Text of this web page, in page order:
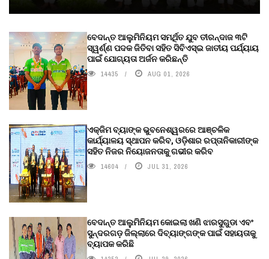
ବେଦାନ୍ତ ଆଲୁମିନିୟମ ସମର୍ଥିତ ଯୁବ ତୀରନ୍ଦାଜ ୩ଟି
ସ୍ୱର୍ଣ୍ଣ ପଦକ ଜିତିବା ସହିତ ସିବିଏସ୍ଇ ଜାତୀୟ ପର୍ଯ୍ୟାୟ
ପାଇଁ ଯୋଗ୍ୟତା ଅର୍ଜନ କରିଛନ୍ତି
14435 AUG 01, 2026
ଏକ୍ଜିମ ବ୍ୟାଙ୍କ ଭୁବନେଶ୍ୱରରେ ଆଞ୍ଚଳିକ
କାର୍ଯ୍ୟାଳୟ ସ୍ଥାପନ କରିବ, ଓଡ଼ିଶାର ରପ୍ତାନିକାରୀଙ୍କ
ସହିତ ନିଜର ନିୟୋଜନତାକୁ ଗଭୀର କରିବ
14604 JUL 31, 2026
ବେଦାନ୍ତ ଆଲୁମିନିୟମ କୋଇଲା ଖଣି ଝାରସୁଗୁଡା ଏବଂ
ସୁନ୍ଦରଗଡ଼ ଜିଲ୍ଲାରେ ଦିବ୍ୟାଙ୍ଗଙ୍କ ପାଇଁ ସହାୟତାକୁ
ବ୍ୟାପକ କରିଛି